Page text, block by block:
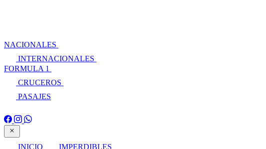
NACIONALES
INTERNACIONALES
FORMULA 1
CRUCEROS
PASAJES
INICIO IMPERDIBLES